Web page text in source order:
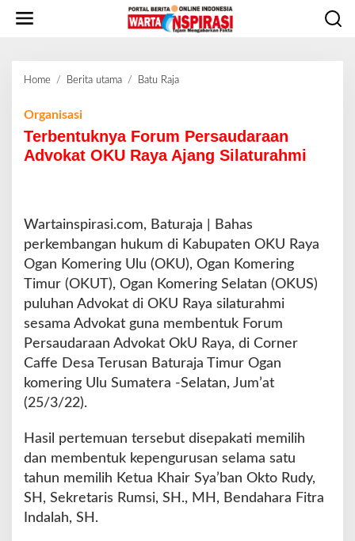
Home / Berita utama / Batu Raja
n
n
y
F
o
P
e
r
d
a
r
a
Organisasi
Terbentuknya Forum Persaudaraan
Advokat OKU Raya Ajang Silaturahmi
Wartainspirasi.com, Baturaja | Bahas
perkembangan hukum di Kabupaten OKU Raya
Ogan Komering Ulu (OKU), Ogan Komering
Timur (OKUT), Ogan Komering Selatan (OKUS)
puluhan Advokat di OKU Raya silaturahmi
sesama Advokat guna membentuk Forum
Persaudaraan Advokat OkU Raya, di Corner
Caffe Desa Terusan Baturaja Timur Ogan
komering Ulu Sumatera -Selatan, Jum’at
(25/3/22).
Hasil pertemuan tersebut disepakati memilih
dan membentuk kepengurusan selama satu
tahun memilih Ketua Khair Sya’ban Okto Rudy,
SH, Sekretaris Rumsi, SH., MH, Bendahara Fitra
Indalah, SH.